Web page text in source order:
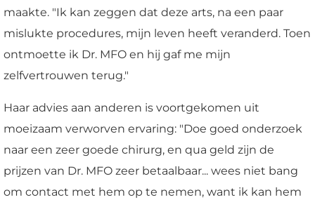
maakte. "Ik kan zeggen dat deze arts, na een paar
mislukte procedures, mijn leven heeft veranderd. Toen
ontmoette ik Dr. MFO en hij gaf me mijn
zelfvertrouwen terug."
Haar advies aan anderen is voortgekomen uit
moeizaam verworven ervaring: "Doe goed onderzoek
naar een zeer goede chirurg, en qua geld zijn de
prijzen van Dr. MFO zeer betaalbaar... wees niet bang
om contact met hem op te nemen, want ik kan hem